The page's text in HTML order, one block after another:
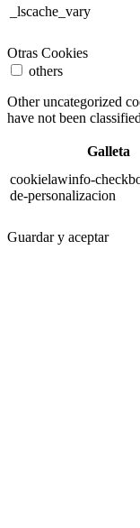
_lscache_vary
Otras Cookies
others
Other uncategorized
have not been
Galleta
cookielawinfo-
de-personalizacion
Guardar y aceptar